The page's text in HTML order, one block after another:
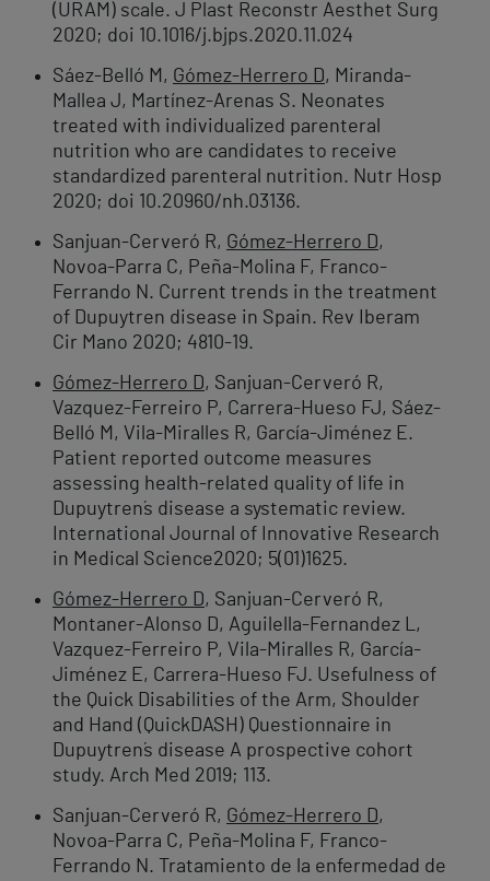
(URAM) scale. J Plast Reconstr Aesthet Surg
2020; doi 10.1016/j.bjps.2020.11.024
Sáez-Belló M, Gómez-Herrero D, Miranda-
Mallea J, Martínez-Arenas S. Neonates
treated with individualized parenteral
nutrition who are candidates to receive
standardized parenteral nutrition. Nutr Hosp
2020; doi 10.20960/nh.03136.
Sanjuan-Cerveró R, Gómez-Herrero D,
Novoa-Parra C, Peña-Molina F, Franco-
Ferrando N. Current trends in the treatment
of Dupuytren disease in Spain. Rev Iberam
Cir Mano 2020; 4810-19.
Gómez-Herrero D, Sanjuan-Cerveró R,
Vazquez-Ferreiro P, Carrera-Hueso FJ, Sáez-
Belló M, Vila-Miralles R, García-Jiménez E.
Patient reported outcome measures
assessing health-related quality of life in
Dupuytren´s disease a systematic review.
International Journal of Innovative Research
in Medical Science2020; 5(01)1625.
Gómez-Herrero D, Sanjuan-Cerveró R,
Montaner-Alonso D, Aguilella-Fernandez L,
Vazquez-Ferreiro P, Vila-Miralles R, García-
Jiménez E, Carrera-Hueso FJ. Usefulness of
the Quick Disabilities of the Arm, Shoulder
and Hand (QuickDASH) Questionnaire in
Dupuytren´s disease A prospective cohort
study. Arch Med 2019; 113.
Sanjuan-Cerveró R, Gómez-Herrero D,
Novoa-Parra C, Peña-Molina F, Franco-
Ferrando N. Tratamiento de la enfermedad de